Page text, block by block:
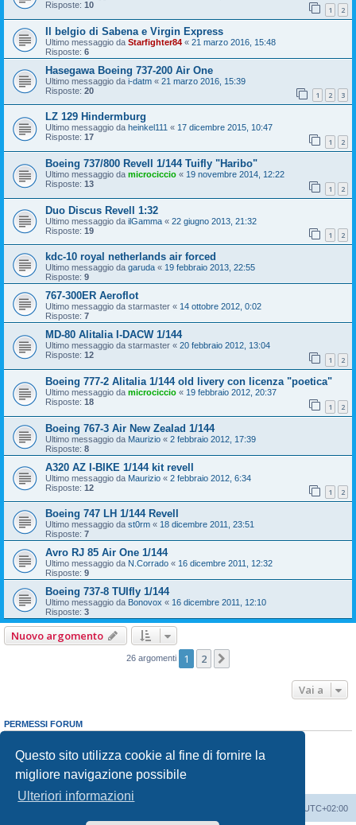
Questo sito utilizza cookie al fine di fornire la
migliore navigazione possibile
Ulteriori informazioni
Risposte: 10 1 2
Il belgio di Sabena e Virgin Express
Ultimo messaggio da Starfighter84 « 21 marzo 2016, 15:48
Risposte: 6
Hasegawa Boeing 737-200 Air One
Ultimo messaggio da i-datm « 21 marzo 2016, 15:39
Risposte: 20 1 2 3
LZ 129 Hindermburg
Ultimo messaggio da heinkel111 « 17 dicembre 2015, 10:47
Risposte: 17 1 2
Boeing 737/800 Revell 1/144 Tuifly "Haribo"
Ultimo messaggio da microciccio « 19 novembre 2014, 12:22
Risposte: 13 1 2
Duo Discus Revell 1:32
Ultimo messaggio da ilGamma « 22 giugno 2013, 21:32
Risposte: 19 1 2
kdc-10 royal netherlands air forced
Ultimo messaggio da garuda « 19 febbraio 2013, 22:55
Risposte: 9
767-300ER Aeroflot
Ultimo messaggio da starmaster « 14 ottobre 2012, 0:02
Risposte: 7
MD-80 Alitalia I-DACW 1/144
Ultimo messaggio da starmaster « 20 febbraio 2012, 13:04
Risposte: 12 1 2
Boeing 777-2 Alitalia 1/144 old livery con licenza "poetica"
Ultimo messaggio da microciccio « 19 febbraio 2012, 20:37
Risposte: 18 1 2
Boeing 767-3 Air New Zealad 1/144
Ultimo messaggio da Maurizio « 2 febbraio 2012, 17:39
Risposte: 8
A320 AZ I-BIKE 1/144 kit revell
Ultimo messaggio da Maurizio « 2 febbraio 2012, 6:34
Risposte: 12 1 2
Boeing 747 LH 1/144 Revell
Ultimo messaggio da st0rm « 18 dicembre 2011, 23:51
Risposte: 7
Avro RJ 85 Air One 1/144
Ultimo messaggio da N.Corrado « 16 dicembre 2011, 12:32
Risposte: 9
Boeing 737-8 TUIfly 1/144
Ultimo messaggio da Bonovox « 16 dicembre 2011, 12:10
Risposte: 3
Nuovo argomento
26 argomenti 1 2
Vai a
PERMESSI FORUM
Non puoi
rispondere negli argomenti
Non puoimodificare i tuoi messaggi
Non puoicancellare i tuoi messaggi
Non puoi
inviare allegati
UTC+02:00